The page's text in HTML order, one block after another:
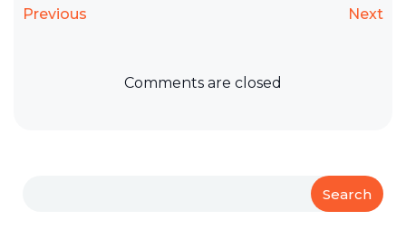
Previous Next
Comments are closed
Search